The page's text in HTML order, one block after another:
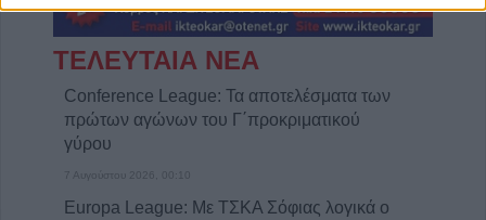
ΤΕΛΕΥΤΑΙΑ ΝΕΑ
Conference League: Τα αποτελέσματα των
πρώτων αγώνων του Γ΄προκριματικού
γύρου
7 Αυγούστου 2026, 00:10
Europa League: Με ΤΣΚΑ Σόφιας λογικά ο